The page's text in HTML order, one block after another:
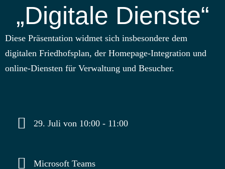
„Digitale Dienste“
Diese Präsentation widmet sich insbesondere dem
digitalen Friedhofsplan, der Homepage-Integration und
online-Diensten für Verwaltung und Besucher.
29. Juli von 10:00 - 11:00
Microsoft Teams